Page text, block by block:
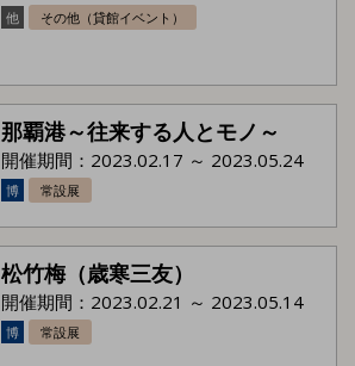
他 その他（貸館イベント）
那覇港～往来する人とモノ～
開催期間：2023.02.17 ～ 2023.05.24
博 常設展
松竹梅（歳寒三友）
開催期間：2023.02.21 ～ 2023.05.14
博 常設展